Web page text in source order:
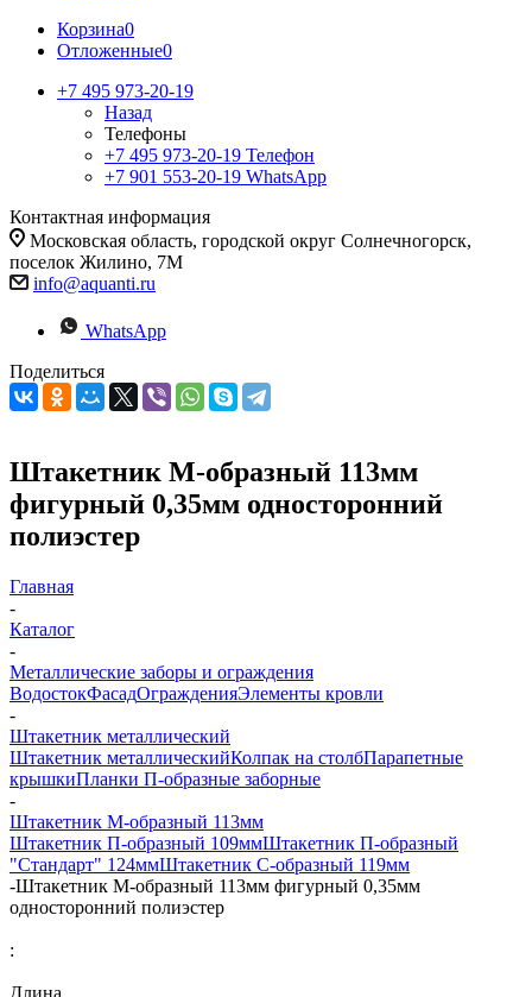
Корзина0
Отложенные0
+7 495 973-20-19
Назад
Телефоны
+7 495 973-20-19 Телефон
+7 901 553-20-19 WhatsApp
Контактная информация
Московская область, городской округ Солнечногорск,
поселок Жилино, 7М
info@aquanti.ru
WhatsApp
Поделиться
Штакетник М-образный 113мм
фигурный 0,35мм односторонний
полиэстер
Главная
-
Каталог
-
Металлические заборы и ограждения
ВодостокФасадОгражденияЭлементы кровли
-
Штакетник металлический
Штакетник металлическийКолпак на столбПарапетные
крышкиПланки П-образные заборные
-
Штакетник М-образный 113мм
Штакетник П-образный 109ммШтакетник П-образный
"Стандарт" 124ммШтакетник С-образный 119мм
-Штакетник М-образный 113мм фигурный 0,35мм
односторонний полиэстер
:
Длина